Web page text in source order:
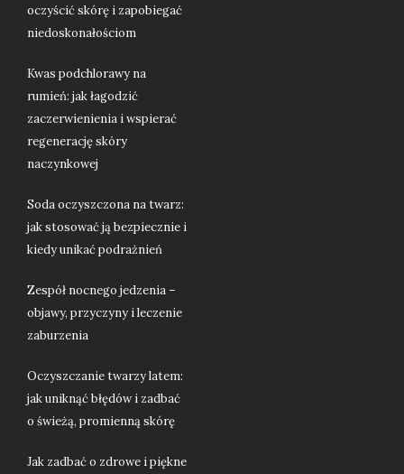
oczyścić skórę i zapobiegać
niedoskonałościom
Kwas podchlorawy na
rumień: jak łagodzić
zaczerwienienia i wspierać
regenerację skóry
naczynkowej
Soda oczyszczona na twarz:
jak stosować ją bezpiecznie i
kiedy unikać podrażnień
Zespół nocnego jedzenia –
objawy, przyczyny i leczenie
zaburzenia
Oczyszczanie twarzy latem:
jak uniknąć błędów i zadbać
o świeżą, promienną skórę
Jak zadbać o zdrowe i piękne